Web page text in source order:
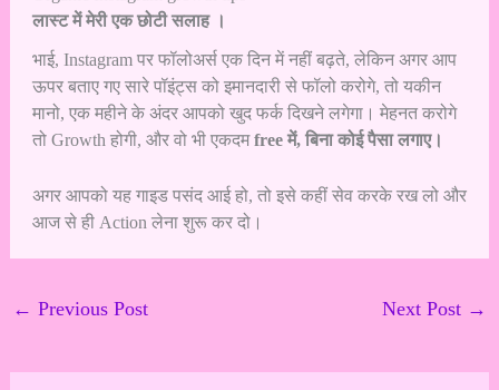
लास्ट में मेरी एक छोटी सलाह ।
भाई, Instagram पर फॉलोअर्स एक दिन में नहीं बढ़ते, लेकिन अगर आप
ऊपर बताए गए सारे पॉइंट्स को इमानदारी से फॉलो करोगे, तो यकीन
मानो, एक महीने के अंदर आपको खुद फर्क दिखने लगेगा। मेहनत करोगे
तो Growth होगी, और वो भी एकदमfree में, बिना कोई पैसा लगाए।
अगर आपको यह गाइड पसंद आई हो, तो इसे कहीं सेव करके रख लो और
आज से ही Action लेना शुरू कर दो।
← Previous Post Next Post →